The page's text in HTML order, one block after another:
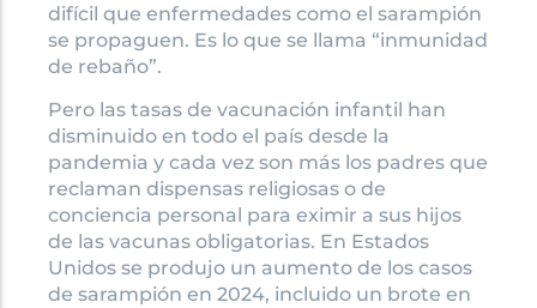
difícil que enfermedades como el sarampión
se propaguen. Es lo que se llama “inmunidad
de rebaño”.
Pero las tasas de vacunación infantil han
disminuido en todo el país desde la
pandemia y cada vez son más los padres que
reclaman dispensas religiosas o de
conciencia personal para eximir a sus hijos
de las vacunas obligatorias. En Estados
Unidos se produjo un aumento de los casos
de sarampión en 2024, incluido un brote en